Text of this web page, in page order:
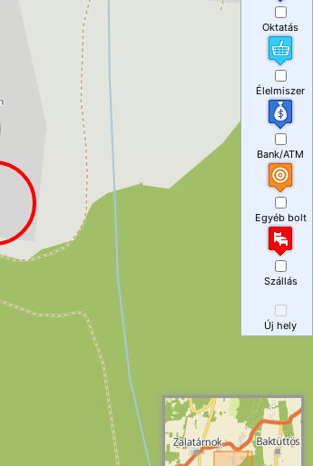
Oktatás
Élelmiszer
Bank/ATM
Egyéb bolt
Szállás
Új hely